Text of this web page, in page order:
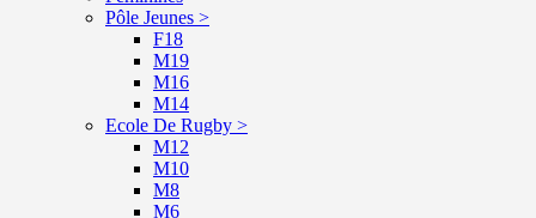
Pôle Jeunes >
F18
M19
M16
M14
Ecole De Rugby >
M12
M10
M8
M6